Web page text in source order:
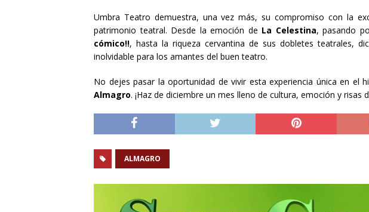
Umbra Teatro demuestra, una vez más, su compromiso con la
patrimonio teatral. Desde la emoción de La Celestina, pasando
cómico!!, hasta la riqueza cervantina de sus dobletes teatrales,
inolvidable para los amantes del buen teatro.
No dejes pasar la oportunidad de vivir esta experiencia única en el
Almagro. ¡Haz de diciembre un mes lleno de cultura, emoción y risas
ALMAGRO